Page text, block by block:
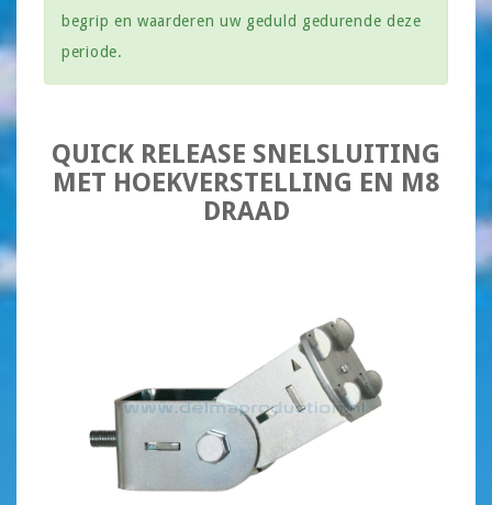
begrip en waarderen uw geduld gedurende deze
periode.
QUICK RELEASE SNELSLUITING
MET HOEKVERSTELLING EN M8
DRAAD